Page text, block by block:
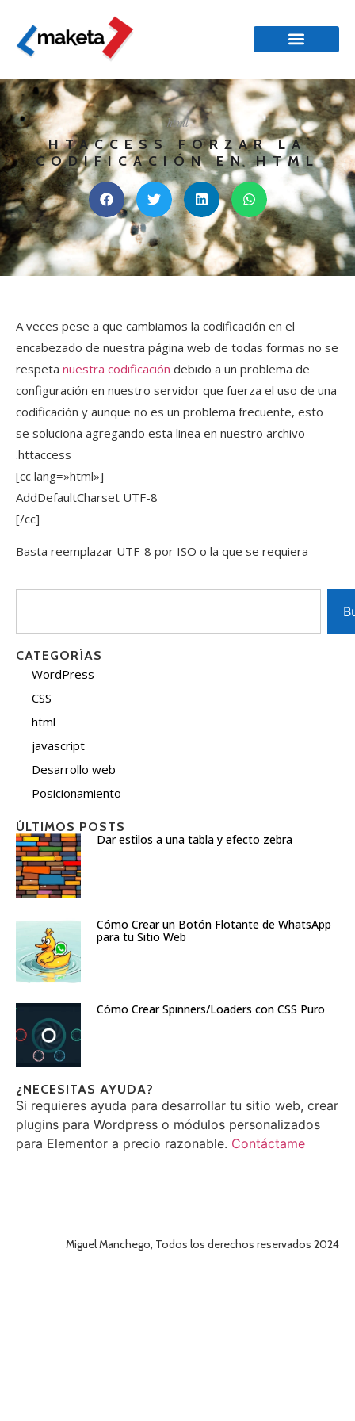
html
HTACCESS FORZAR LA
CODIFICACIÓN EN HTML
A veces pese a que cambiamos la codificación en el
encabezado de nuestra página web de todas formas no se
respeta nuestra codificación debido a un problema de
configuración en nuestro servidor que fuerza el uso de una
codificación y aunque no es un problema frecuente, esto
se soluciona agregando esta linea en nuestro archivo
.httaccess
[cc lang=»html»]
AddDefaultCharset UTF-8
[/cc]
Basta reemplazar UTF-8 por ISO o la que se requiera
CATEGORÍAS
WordPress
CSS
html
javascript
Desarrollo web
Posicionamiento
ÚLTIMOS POSTS
Dar estilos a una tabla y efecto zebra
Cómo Crear un Botón Flotante de WhatsApp
para tu Sitio Web
Cómo Crear Spinners/Loaders con CSS Puro
¿NECESITAS AYUDA?
Si requieres ayuda para desarrollar tu sitio web, crear
plugins para Wordpress o módulos personalizados
para Elementor a precio razonable. Contáctame
Miguel Manchego, Todos los derechos reservados 2024